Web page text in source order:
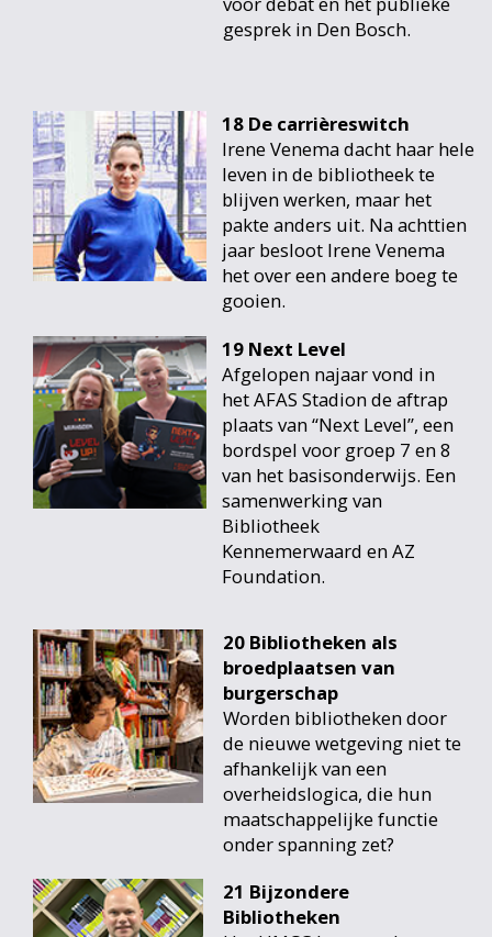
18 De carrièreswitch
Irene Venema dacht haar hele
leven in de bibliotheek te
blijven werken, maar het
pakte anders uit. Na achttien
jaar besloot Irene Venema
het over een andere boeg te
gooien.
gesprek in Den Bosch.
19 Next Level
Afgelopen najaar vond in
het AFAS Stadion de aftrap
plaats van “Next Level”, een
bordspel voor groep 7 en 8
van het basisonderwijs. Een
samenwerking van
Bibliotheek
Kennemerwaard en AZ
Foundation.
21 Bijzondere
Bibliotheken
20 Bibliotheken als
broedplaatsen van
burgerschap
Worden bibliotheken door
de nieuwe wetgeving niet te
afhankelijk van een
overheidslogica, die hun
maatschappelijke functie
onder spanning zet?